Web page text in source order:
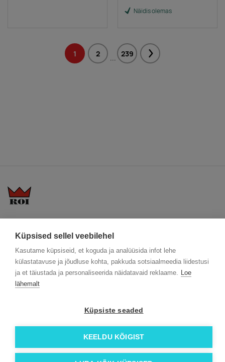
Küpsised sellel veebilehel
Kasutame küpsiseid, et koguda ja analüüsida infot lehe
külastatavuse ja jõudluse kohta, pakkuda sotsiaalmeedia liidestusi
ja et täiustada ja personaliseerida näidatavaid reklaame. Loe
lähemalt
Küpsiste seaded
KEELDU KÕIGIST
Näidis olemas
1 2 ... 239 Next
Trükitehnikad
Meist lähemalt
ÖKO reklaamkingitused
Facebook
Instagram
© 2026 Roi OÜ | Kõik õigused on kaitstud.